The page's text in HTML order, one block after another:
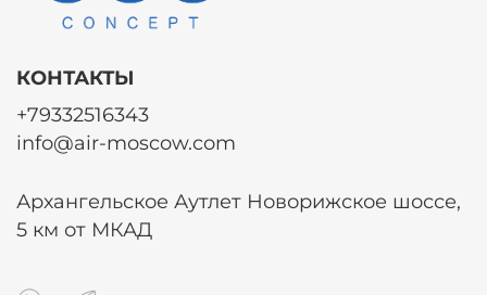
КОНТАКТЫ
+79332516343
info@air-moscow.com
Архангельское Аутлет Новорижское шоссе,
5 км от МКАД